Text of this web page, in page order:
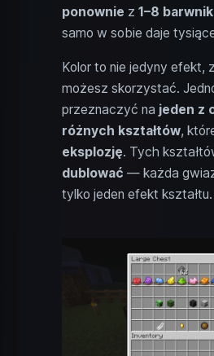
ponownie z 1–8
samo w sobie daje
Kolor to nie jedyny efekt,
możesz skorzystać.
przeznaczyć na jeden z
różnych kształtów,
eksplozję. Tych
dublować — każda
tylko jeden efekt kształtu.